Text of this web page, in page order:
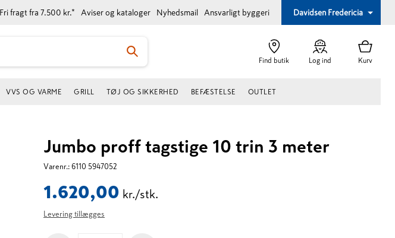
Fri fragt fra 7.500 kr.* Aviser og kataloger Nyhedsmail Ansvarligt byggeri Davidsen Fredericia
Find butik Log ind Kurv
VVS OG VARME GRILL TØJ OG SIKKERHED BEFÆSTELSE OUTLET
Jumbo proff tagstige 10 trin 3 meter
Varenr.: 6110 5947052
1.620,00 kr./stk.
Levering tillægges